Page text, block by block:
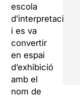
escola
d’interpretació
i es va
convertir
en espai
d’exhibició
amb el
nom de